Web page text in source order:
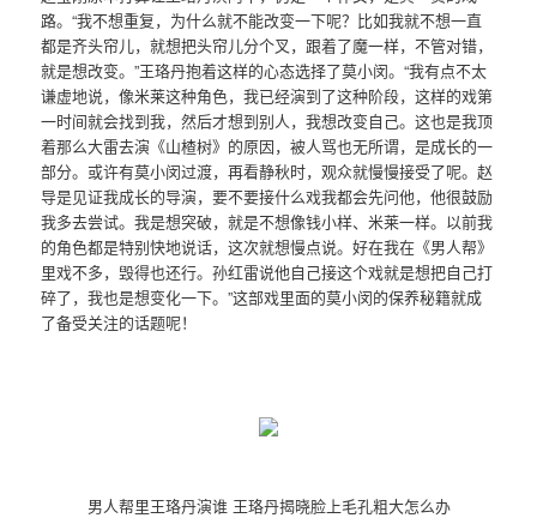
路。“我不想重复，为什么就不能改变一下呢？比如我就不想一直
都是齐头帘儿，就想把头帘儿分个叉，跟着了魔一样，不管对错，
就是想改变。”王珞丹抱着这样的心态选择了莫小闵。“我有点不太
谦虚地说，像米莱这种角色，我已经演到了这种阶段，这样的戏第
一时间就会找到我，然后才想到别人，我想改变自己。这也是我顶
着那么大雷去演《山楂树》的原因，被人骂也无所谓，是成长的一
部分。或许有莫小闵过渡，再看静秋时，观众就慢慢接受了呢。赵
导是见证我成长的导演，要不要接什么戏我都会先问他，他很鼓励
我多去尝试。我是想突破，就是不想像钱小样、米莱一样。以前我
的角色都是特别快地说话，这次就想慢点说。好在我在《男人帮》
里戏不多，毁得也还行。孙红雷说他自己接这个戏就是想把自己打
碎了，我也是想变化一下。”这部戏里面的莫小闵的保养秘籍就成
了备受关注的话题呢！
男人帮里王珞丹演谁 王珞丹揭晓脸上毛孔粗大怎么办